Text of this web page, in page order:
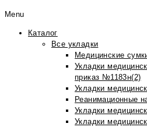
Menu
Каталог
Все укладки
Медицинские
Укладки
приказ №1183н(2)
Укладки
Реанимационные
Укладки
Укладки